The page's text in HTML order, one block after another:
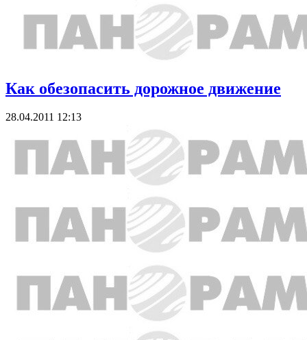
Как обезопасить дорожное движение
28.04.2011 12:13